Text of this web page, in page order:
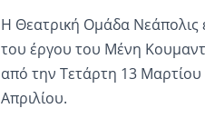
Η Θεατρική Ομάδα Νεάπολις
του έργου του Μένη
από την Τετάρτη 13
Απριλίου.